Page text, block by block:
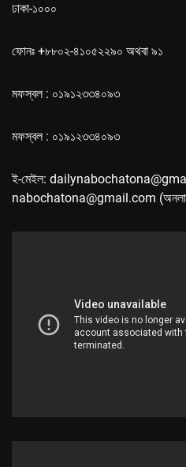
ঢাকা-১০০০
ফোনঃ +৮৮০২-৪১০৫২২৯০ অথবা ৯১
মফস্বল : ০১৯১২৩৩৪০৯৩
মফস্বল : ০১৯১২৩৩৪০৯৩
ই-মেইল:
nabochatona@gmail.com